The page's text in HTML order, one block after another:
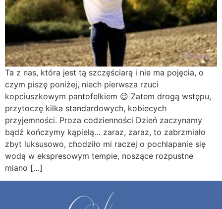
Ta z nas, która jest tą szczęściarą i nie ma pojęcia, o
czym piszę poniżej, niech pierwsza rzuci
kopciuszkowym pantofelkiem 😉 Zatem drogą wstępu,
przytoczę kilka standardowych, kobiecych
przyjemności. Proza codzienności Dzień zaczynamy
bądź kończymy kąpielą… zaraz, zaraz, to zabrzmiało
zbyt luksusowo, chodziło mi raczej o pochlapanie się
wodą w ekspresowym tempie, noszące rozpustne
miano […]